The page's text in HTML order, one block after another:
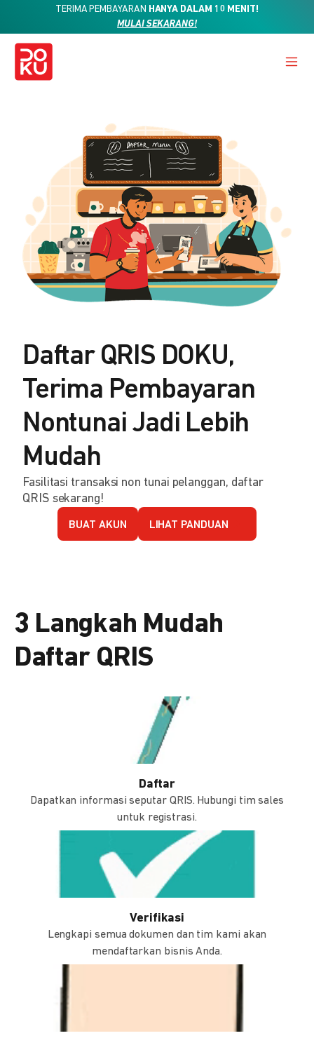
TERIMA PEMBAYARAN HANYA DALAM 10 MENIT!
MULAI SEKARANG!
Daftar QRIS DOKU,
Terima Pembayaran
Nontunai Jadi Lebih
Mudah
Fasilitasi transaksi non tunai pelanggan, daftar
QRIS sekarang!
BUAT AKUN LIHAT PANDUAN
3 Langkah Mudah
Daftar QRIS
Daftar
Dapatkan informasi seputar QRIS. Hubungi tim sales
untuk registrasi.
Verifikasi
Lengkapi semua dokumen dan tim kami akan
mendaftarkan bisnis Anda.